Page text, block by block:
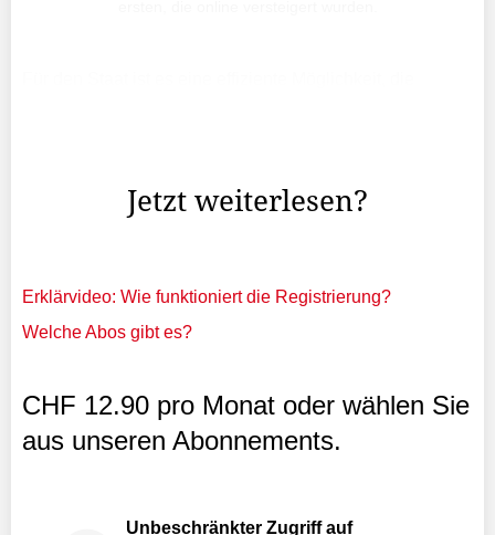
Jetzt weiterlesen?
Erklärvideo: Wie funktioniert die Registrierung?
Welche Abos gibt es?
CHF 12.90 pro Monat oder wählen Sie
aus unseren Abonnements.
Unbeschränkter Zugriff auf